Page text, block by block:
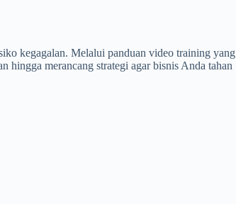
kegagalan. Melalui panduan video training yang
hingga merancang strategi agar bisnis Anda tahan